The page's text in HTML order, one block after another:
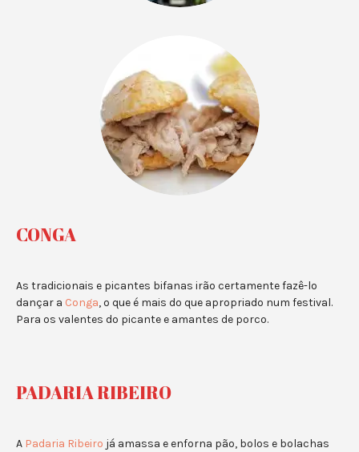
CONGA
As tradicionais e picantes bifanas irão certamente fazê-lo
dançar a Conga, o que é mais do que apropriado num festival.
Para os valentes do picante e amantes de porco.
PADARIA RIBEIRO
A Padaria Ribeiro já amassa e enforna pão, bolos e bolachas